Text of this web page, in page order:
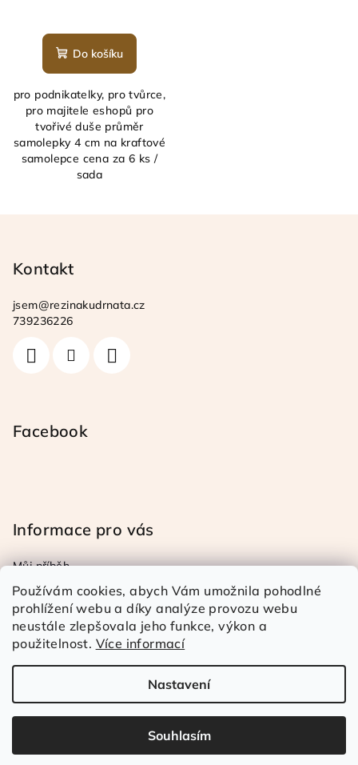
Používám cookies, abych Vám umožnila pohodlné
prohlížení webu a díky analýze provozu webu
neustále zlepšovala jeho funkce, výkon a
použitelnost. Více informací
Nastavení
Souhlasím
Do košíku
pro podnikatelky, pro tvůrce,
pro majitele eshopů pro
tvořivé duše průměr
samolepky 4 cm na kraftové
samolepce cena za 6 ks /
sada
Kontakt
jsem@rezinakudrnata.cz
739236226
Facebook
Informace pro vás
Můj příběh
Obchodní a reklamační podmínky
Podmínky ochrany osob. úd.
Doprava a platba
Kontakty
Vytvořil Shoptet